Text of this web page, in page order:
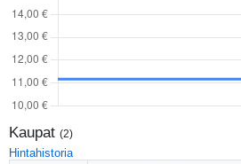
Kaupat (2)
Hintahistoria